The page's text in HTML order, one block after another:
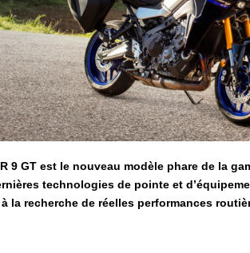
9 GT est le nouveau modèle phare de la
technologies de pointe et
la recherche de réelles performances